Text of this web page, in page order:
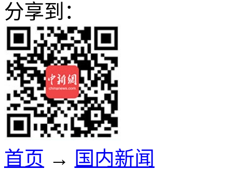
分享到：
首页 → 国内新闻